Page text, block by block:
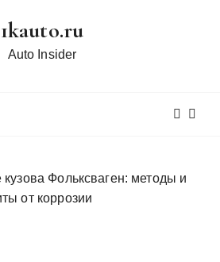
1kauto.ru
Auto Insider
кузова Фольксваген: методы и
от коррозии